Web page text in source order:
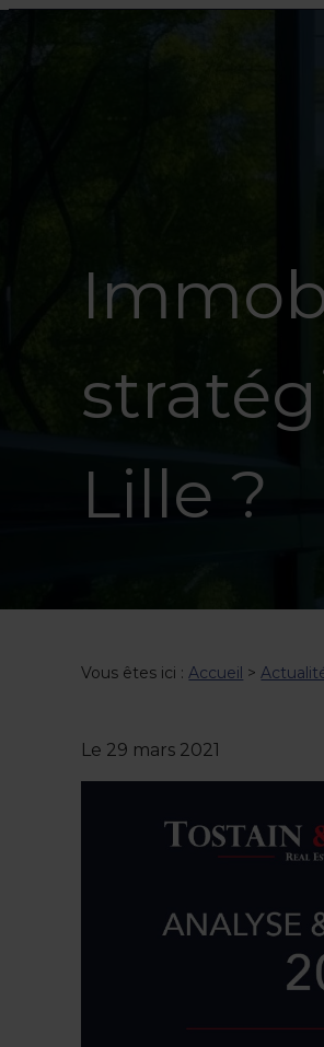
Lille ?
Vous êtes ici : Accueil >
Le 29 mars 2021